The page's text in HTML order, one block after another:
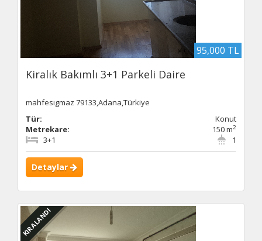
95,000 TL
Kiralık Bakımlı 3+1 Parkeli Daire
mahfesıgmaz 79133,Adana,Türkiye
Tür:
Konut
Metrekare:
150 m2
1
3+1
Detaylar
KIRALANDI